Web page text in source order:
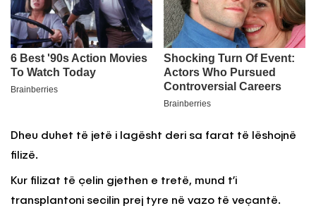
Dheu duhet të jetë i lagësht deri sa farat të lëshojnë
filizë.
Kur filizat të çelin gjethen e tretë, mund t’i
transplantoni secilin prej tyre në vazo të veçantë.